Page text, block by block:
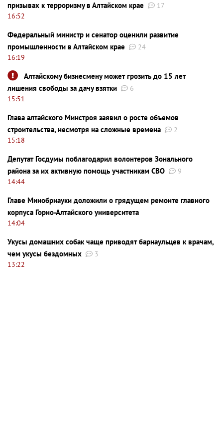
призывах к терроризму в Алтайском крае
17
16:52
Федеральный министр и сенатор оценили развитие
промышленности в Алтайском крае
24
16:19
Алтайскому бизнесмену может грозить до 15 лет
лишения свободы за дачу взятки
6
15:51
Глава алтайского Минстроя заявил о росте объемов
строительства, несмотря на сложные времена
2
15:18
Депутат Госдумы поблагодарил волонтеров Зонального
района за их активную помощь участникам СВО
9
14:44
Главе Минобрнауки доложили о грядущем ремонте главного
корпуса Горно-Алтайского университета
14:04
Укусы домашних собак чаще приводят барнаульцев к врачам,
чем укусы бездомных
3
13:22